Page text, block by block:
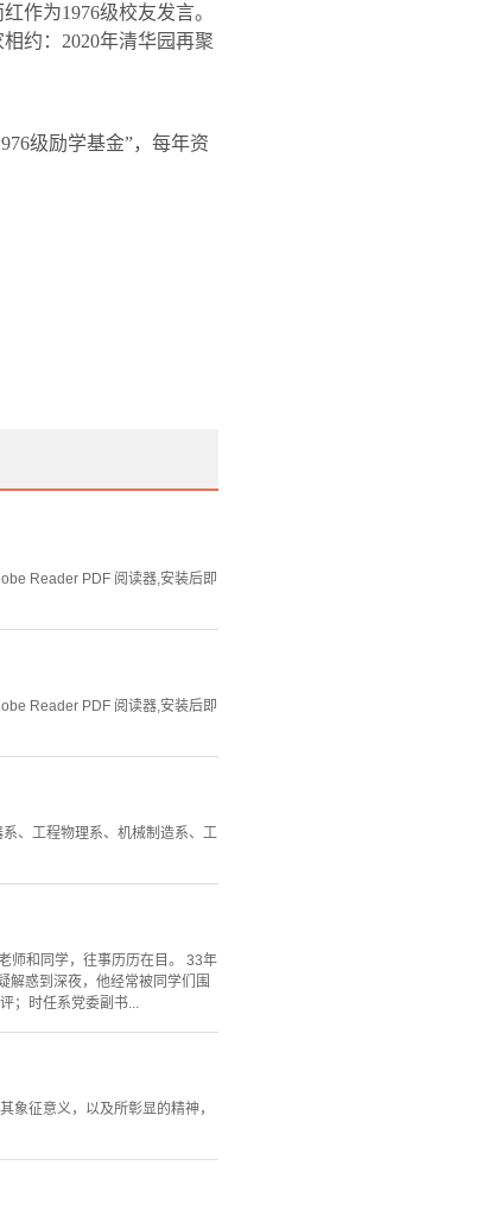
作为1976级校友发言。
约： 2020年清华园再聚
级励学基金”，每年资
Reader PDF 阅读器,安装后即
Reader PDF 阅读器,安装后即
、工程物理系、机械制造系、工
师和同学，往事历历在目。 33年
解惑到深夜，他经常被同学们围
；时任系党委副书...
象征意义，以及所彰显的精神，